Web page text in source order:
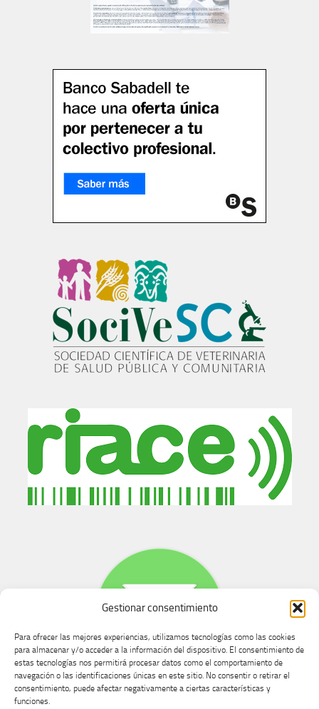
Gestionar consentimiento
Para ofrecer las mejores experiencias, utilizamos tecnologías como las cookies
para almacenar y/o acceder a la información del dispositivo. El consentimiento de
estas tecnologías nos permitirá procesar datos como el comportamiento de
navegación o las identificaciones únicas en este sitio. No consentir o retirar el
consentimiento, puede afectar negativamente a ciertas características y
funciones.
Buzón de dudas, quejas y sugerencias